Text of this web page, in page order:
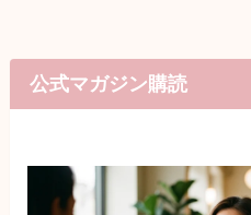
公式マガジン購読